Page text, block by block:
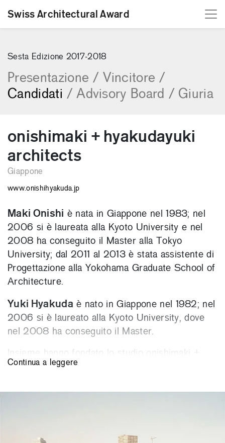
Swiss Architectural Award
Sesta Edizione 2017-2018
Presentazione / Vincitore /
Candidati / Advisory Board / Giuria
onishimaki + hyakudayuki
architects
Giappone
www.onishihyakuda.jp
Continua a leggere
Maki Onishi è nata in Giappone nel 1983; nel
2006 si è laureata alla Kyoto University e nel
2008 ha conseguito il Master alla Tokyo
University; dal 2011 al 2013 è stata assistente di
Progettazione alla Yokohama Graduate School of
Architecture.
Yuki Hyakuda è nato in Giappone nel 1982; nel
2006 si è laureato alla Kyoto University, dove
nel 2008 ha conseguito il Master.
hyakudayuki architects, fra le cui opere troviamo
l’installazione Kemono a Tokyo (2008), il
Contemporary Art di Tokyo (2009-2010), la